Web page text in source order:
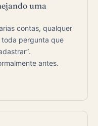
uma
contas, qualquer
pergunta que
antes.